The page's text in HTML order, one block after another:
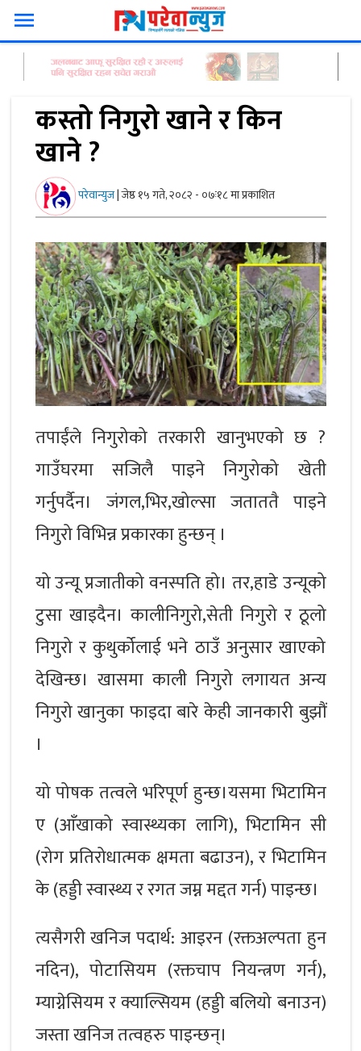
menu
कस्तो निगुरो खाने र किन
खाने ?
परेवान्युज|जेष्ठ १५ गते, २०८२ - ०७ः१८ मा प्रकाशित
तपाईंले निगुरोको तरकारी खानुभएको छ ?
गाउँघरमा सजिलै पाइने निगुरोको खेती
गर्नुपर्दैन। जंगल,भिर,खोल्सा जताततै पाइने
निगुरो विभिन्न प्रकारका हुन्छन् ।
यो उन्यू प्रजातीको वनस्पति हो। तर,हाडे उन्यूको
टुसा खाइदैन। कालीनिगुरो,सेती निगुरो र ठूलो
निगुरो र कुथुर्कोलाई भने ठाउँ अनुसार खाएको
देखिन्छ। खासमा काली निगुरो लगायत अन्य
निगुरो खानुका फाइदा बारे केही जानकारी बुझौं
।
यो पोषक तत्वले भरिपूर्ण हुन्छ।यसमा भिटामिन
ए (आँखाको स्वास्थ्यका लागि), भिटामिन सी
(रोग प्रतिरोधात्मक क्षमता बढाउन), र भिटामिन
के (हड्डी स्वास्थ्य र रगत जम्न मद्दत गर्न) पाइन्छ।
त्यसैगरी खनिज पदार्थ: आइरन (रक्तअल्पता हुन
नदिन), पोटासियम (रक्तचाप नियन्त्रण गर्न),
म्याग्नेसियम र क्याल्सियम (हड्डी बलियो बनाउन)
जस्ता खनिज तत्वहरु पाइन्छन्।